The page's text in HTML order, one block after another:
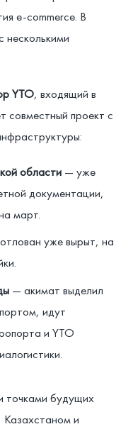
e-commerce. В
несколькими
YTO, входящий в
совместный проект с
области — уже
документации,
март.
уже вырыт, на
— акимат выделил
идут
и YTO
точками будущих
и